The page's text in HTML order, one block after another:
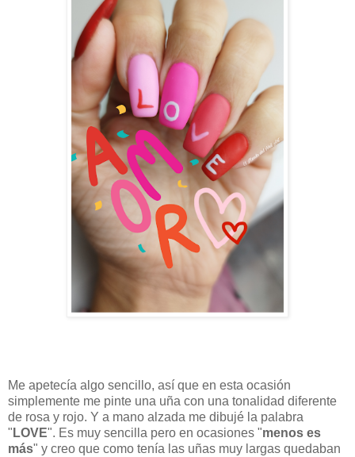
Me apetecía algo sencillo, así que en esta ocasión
simplemente me pinte una uña con una tonalidad diferente
de rosa y rojo. Y a mano alzada me dibujé la palabra
" LOVE". Es muy sencilla pero en ocasiones "menos es
más" y creo que como tenía las uñas muy largas quedaban